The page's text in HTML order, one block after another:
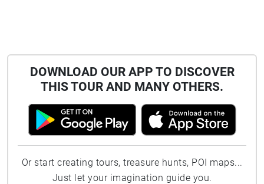
DOWNLOAD OUR APP TO DISCOVER
THIS TOUR AND MANY OTHERS.
Or start creating tours, treasure hunts, POI maps...
Just let your imagination guide you.